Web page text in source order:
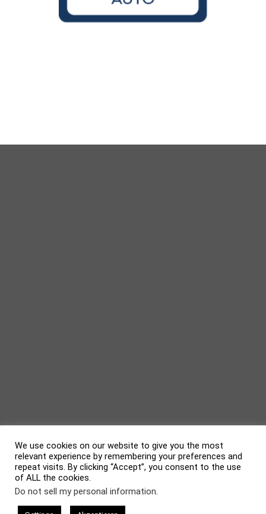
evolvetheme by Theme4Press • Powered by
We use cookies on our website to give you the most
relevant experience by remembering your preferences and
repeat visits. By clicking “Accept”, you consent to the use
of ALL the cookies.
Do not sell my personal information.